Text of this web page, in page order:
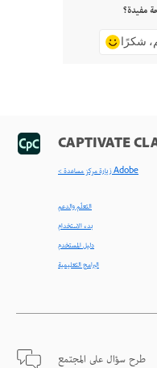
مفيدة؟
شكرًا
CAPTIVATE
< زيارة مركز مساعدة Adobe
التعلّم والدعم
بدء الاستخدام
دليل المستخدم
البرامج التعليمية
طرح سؤال على المجتمع